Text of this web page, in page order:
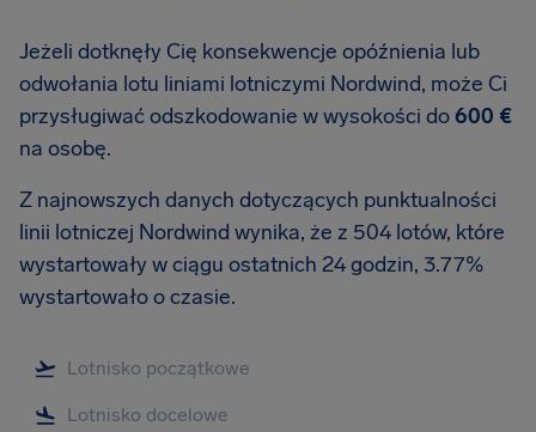
Jeżeli dotknęły Cię konsekwencje opóźnienia lub
odwołania lotu liniami lotniczymi Nordwind, może Ci
przysługiwać odszkodowanie w wysokości do600 €
na osobę.
Z najnowszych danych dotyczących punktualności
linii lotniczej Nordwind wynika, że z 504 lotów, które
wystartowały w ciągu ostatnich 24 godzin, 3.77%
wystartowało o czasie.